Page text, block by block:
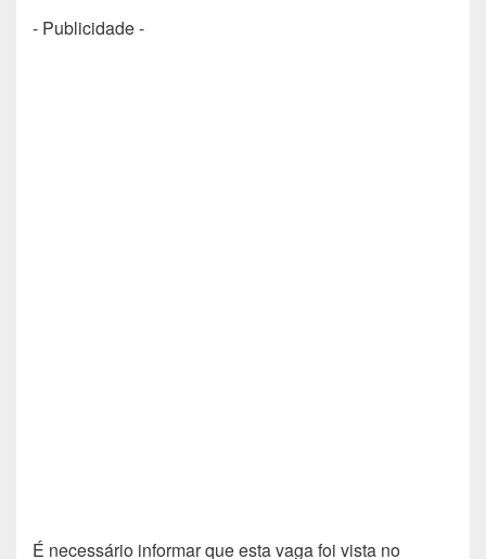
- Publicidade -
É necessário informar que esta vaga foi vista no